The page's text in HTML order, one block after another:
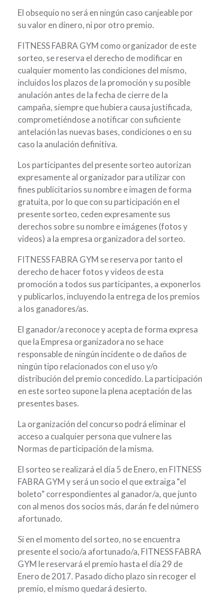
El obsequio no será en ningún caso canjeable por
su valor en dinero, ni por otro premio.
FITNESS FABRA GYM como organizador de este
sorteo, se reserva el derecho de modificar en
cualquier momento las condiciones del mismo,
incluidos los plazos de la promoción y su posible
anulación antes de la fecha de cierre de la
campaña, siempre que hubiera causa justificada,
comprometiéndose a notificar con suficiente
antelación las nuevas bases, condiciones o en su
caso la anulación definitiva.
Los participantes del presente sorteo autorizan
expresamente al organizador para utilizar con
fines publicitarios su nombre e imagen de forma
gratuita, por lo que con su participación en el
presente sorteo, ceden expresamente sus
derechos sobre su nombre e imágenes (fotos y
videos) a la empresa organizadora del sorteo.
FITNESS FABRA GYM se reserva por tanto el
derecho de hacer fotos y videos de esta
promoción a todos sus participantes, a exponerlos
y publicarlos, incluyendo la entrega de los premios
a los ganadores/as.
El ganador/a reconoce y acepta de forma expresa
que la Empresa organizadora no se hace
responsable de ningún incidente o de daños de
ningún tipo relacionados con el uso y/o
distribución del premio concedido. La participación
en este sorteo supone la plena aceptación de las
presentes bases.
La organización del concurso podrá eliminar el
acceso a cualquier persona que vulnere las
Normas de participación de la misma.
El sorteo se realizará el día 5 de Enero, en FITNESS
FABRA GYM y será un socio el que extraiga “el
boleto” correspondientes al ganador/a, que junto
con al menos dos socios más, darán fe del número
afortunado.
Si en el momento del sorteo, no se encuentra
presente el socio/a afortunado/a, FITNESS FABRA
GYM le reservará el premio hasta el día 29 de
Enero de 2017. Pasado dicho plazo sin recoger el
premio, el mismo quedará desierto.